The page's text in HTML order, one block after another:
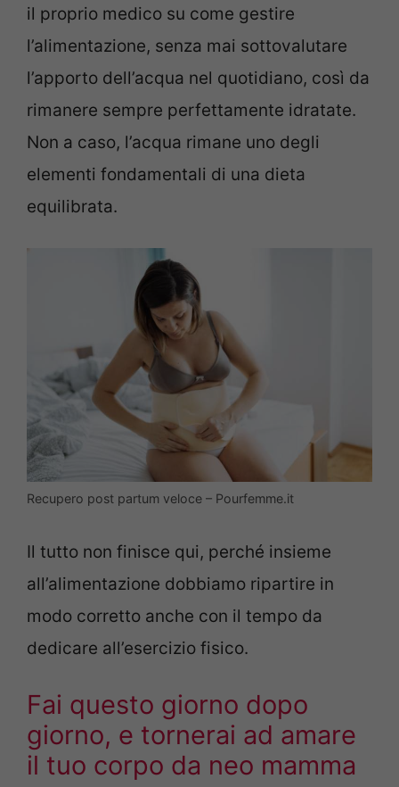
il proprio medico su come gestire
l’alimentazione, senza mai sottovalutare
l’apporto dell’acqua nel quotidiano, così da
rimanere sempre perfettamente idratate.
Non a caso, l’acqua rimane uno degli
elementi fondamentali di una dieta
equilibrata.
Recupero post partum veloce – Pourfemme.it
Il tutto non finisce qui, perché insieme
all’alimentazione dobbiamo ripartire in
modo corretto anche con il tempo da
dedicare all’esercizio fisico.
Fai questo giorno dopo
giorno, e tornerai ad amare
il tuo corpo da neo mamma